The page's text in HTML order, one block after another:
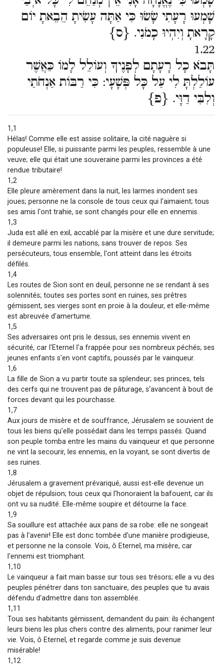
שָׁמְעוּ רָעָתִי שָׂשׂוּ כִּי אַתָּה עָשִׂיתָ הֵבֵאתָ יוֹם
קָרָאתָ וְיִהְיוּ כָמֹנִי. {ס}
1,22
תָּבֹא כָל רָעָתָם לְפָנֶיךָ וְעוֹלֵל לָמוֹ כַּאֲשֶׁר
עוֹלַלְתָּ לִי עַל כָּל פְּשָׁעָי: כִּי רַבּוֹת אַנְחֹתַי
וְלִבִּי דַוָּי. {פ}
1,1
Hélas! Comme elle est assise solitaire, la cité naguère si
populeuse! Elle, si puissante parmi les peuples, ressemble à une
veuve; elle qui était une souveraine parmi les provinces a été
rendue tributaire!
1,2
Elle pleure amèrement dans la nuit, les larmes inondent ses
joues; personne ne la console de tous ceux qui l'aimaient; tous
ses amis l'ont trahie, se sont changés pour elle en ennemis.
1,3
Juda est allé en exil, accablé par la misère et une dure servitude;
il demeure parmi les nations, sans trouver de repos. Ses
persécuteurs, tous ensemble, l'ont atteint dans les étroits
défilés.
1,4
Les routes de Sion sont en deuil, personne ne se rendant à ses
solennités; toutes ses portes sont en ruines, ses prêtres
gémissent, ses vierges sont en proie à la douleur, et elle-même
est abreuvée d'amertume.
1,5
Ses adversaires ont pris le dessus, ses ennemis vivent en
sécurité, car l'Eternel l'a frappée pour ses nombreux péchés; ses
jeunes enfants s'en vont captifs, poussés par le vainqueur.
1,6
La fille de Sion a vu partir toute sa splendeur; ses princes, tels
des cerfs qui ne trouvent pas de pâturage, s'avancent à bout de
forces devant qui les pourchasse.
1,7
Aux jours de misère et de souffrance, Jérusalem se souvient de
tous les biens qu'elle possédait dans les temps passés. Quand
son peuple tomba entre les mains du vainqueur et que personne
ne vint la secourir, les ennemis, en la voyant, se sont divertis de
ses ruines.
1,8
Jérusalem a gravement prévariqué, aussi est-elle devenue un
objet de répulsion; tous ceux qui l'honoraient la bafouent, car ils
ont vu sa nudité. Elle-même soupire et détourne la face.
1,9
Sa souillure est attachée aux pans de sa robe: elle ne songeait
pas à l'avenir! Elle est donc tombée d'une manière prodigieuse,
et personne ne la console. Vois, ô Eternel, ma misère, car
l'ennemi est triomphant.
1,10
Le vainqueur a fait main basse sur tous ses trésors; elle a vu des
peuples pénétrer dans ton sanctuaire, des peuples que tu avais
défendu d'admettre dans ton assemblée.
1,11
Tous ses habitants gémissent, demandent du pain: ils échangent
leurs biens les plus chers contre des aliments, pour ranimer leur
vie. Vois, ô Eternel, et regarde comme je suis devenue
misérable!
1,12